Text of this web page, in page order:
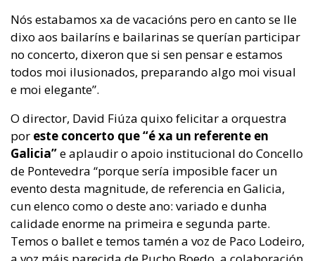
Nós estabamos xa de vacacións pero en canto se lle
dixo aos bailaríns e bailarinas se querían participar
no concerto, dixeron que si sen pensar e estamos
todos moi ilusionados, preparando algo moi visual
e moi elegante”.
O director, David Fiúza quixo felicitar a orquestra
por este concerto que “é xa un referente en
Galicia”e aplaudir o apoio institucional do Concello
de Pontevedra “porque sería imposible facer un
evento desta magnitude, de referencia en Galicia,
cun elenco como o deste ano: variado e dunha
calidade enorme na primeira e segunda parte.
Temos o ballet e temos tamén a voz de Paco Lodeiro,